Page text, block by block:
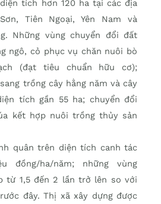
tích hơn 120 ha tại các địa
Tiên Ngoại, Yên Nam và
Những vùng chuyển đổi đất
ngô, cỏ phục vụ chăn nuôi bò
(đạt tiêu chuẩn hữu cơ);
trồng cây hằng năm và cây
tích gần 55 ha; chuyển đổi
kết hợp nuôi trồng thủy sản
quân trên diện tích canh tác
đồng/ha/năm; những vùng
từ 1,5 đến 2 lần trở lên so với
đây. Thị xã xây dựng được